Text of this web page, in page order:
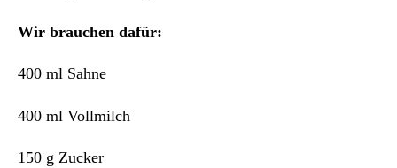
Wir brauchen dafür:
400 ml Sahne
400 ml Vollmilch
150 g Zucker